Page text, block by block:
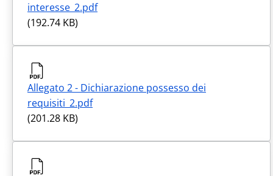
interesse_2.pdf
(192.74 KB)
Allegato 2 - Dichiarazione possesso dei
requisiti_2.pdf
(201.28 KB)